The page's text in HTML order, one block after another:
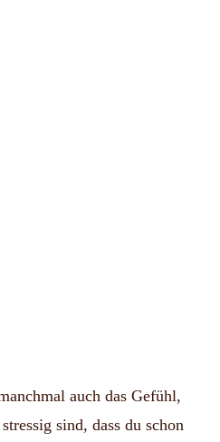
auch das Gefühl,
sind, dass du schon